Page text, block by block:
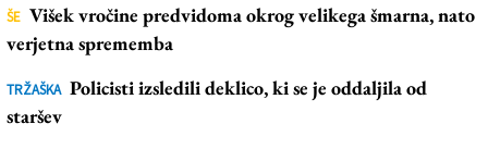
ŠE Višek vročine predvidoma okrog velikega šmarna, nato
verjetna sprememba
TRŽAŠKA Policisti izsledili deklico, ki se je oddaljila od
staršev